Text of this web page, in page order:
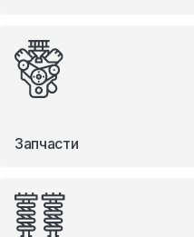
Запчасти